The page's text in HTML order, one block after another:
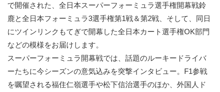
で開催された、全日本スーパーフォーミュラ選手権開幕戦鈴
鹿と全日本フォーミュラ3選手権第1戦＆第2戦、そして、同日
にツインリンクもてぎで開幕した全日本カート選手権OK部門
などの模様をお届けします。
スーパーフォーミュラ開幕戦では、話題のルーキードライバ
ーたちに今シーズンの意気込みを突撃インタビュー。F1参戦
を嘱望される福住仁嶺選手や松下信治選手のほか、外国人ド